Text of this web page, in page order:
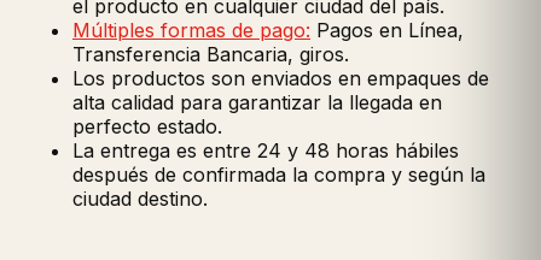
el producto en cualquier ciudad del país.
Múltiples formas de pago: Pagos en Línea,
Transferencia Bancaria, giros.
Los productos son enviados en empaques de
alta calidad para garantizar la llegada en
perfecto estado.
La entrega es entre 24 y 48 horas hábiles
después de confirmada la compra y según la
ciudad destino.